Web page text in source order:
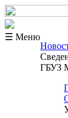
☰ Меню
ГБУЗ